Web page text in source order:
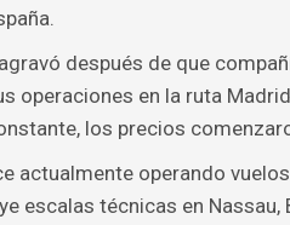
después de que
operaciones en la ruta
los precios
actualmente operando
escalas técnicas en